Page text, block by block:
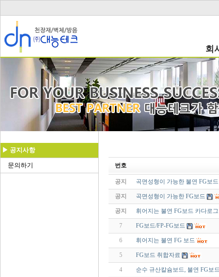
회
▶ 공지사항
문의하기 번호
공지 곡면성형이 가능한 불연 FG보
공지 곡면성형이 가능한 FG보드
공지 휘어지는 불연 FG보드 카다로그
7 FG보드/FP-FG보드
6 휘어지는 불연 FG 보드
5 FG보드 취합자료
4 순수 규산칼슘보드, 불연 FG보